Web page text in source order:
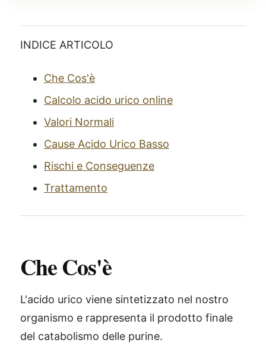
INDICE ARTICOLO
Che Cos'è
Calcolo acido urico online
Valori Normali
Cause Acido Urico Basso
Rischi e Conseguenze
Trattamento
Che Cos'è
L'acido urico viene sintetizzato nel nostro
organismo e rappresenta il prodotto finale
del catabolismo delle purine.